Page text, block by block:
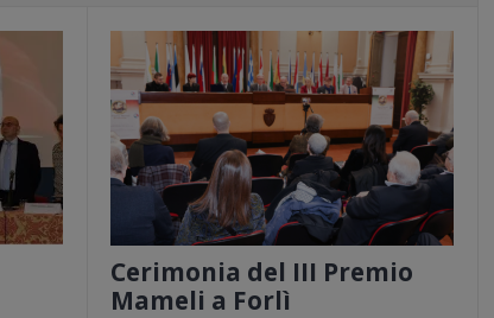
Cerimonia del III Premio
Mameli a Forlì